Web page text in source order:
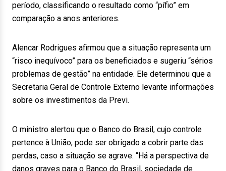
período, classificando o resultado como “pífio” em
comparação a anos anteriores.
Alencar Rodrigues afirmou que a situação representa um
“risco inequívoco” para os beneficiados e sugeriu “sérios
problemas de gestão” na entidade. Ele determinou que a
Secretaria Geral de Controle Externo levante informações
sobre os investimentos da Previ.
O ministro alertou que o Banco do Brasil, cujo controle
pertence à União, pode ser obrigado a cobrir parte das
perdas, caso a situação se agrave. “Há a perspectiva de
danos graves para o Banco do Brasil, sociedade de